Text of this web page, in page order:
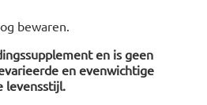
bewaren.
en is geen
en evenwichtige
levensstijl.